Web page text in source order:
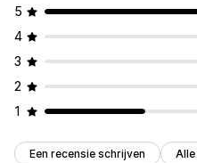
5
4
3
2
1
Een recensie schrijven